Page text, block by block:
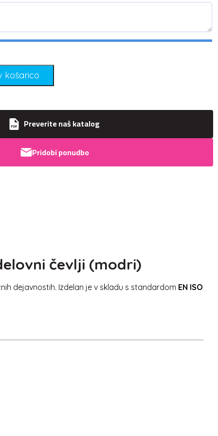
košarico
Preverite naš katalog
Pridobi ponudbo
delovni čevlji (modri)
dejavnostih. Izdelan je v skladu s standardom EN ISO